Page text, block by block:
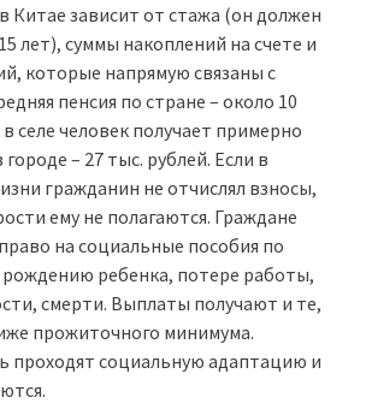
Китае зависит от стажа (он должен
лет), суммы накоплений на счете и
которые напрямую связаны с
пенсия по стране – около 10
селе человек получает примерно
городе – 27 тыс. рублей. Если в
гражданин не отчислял взносы,
ему не полагаются. Граждане
на социальные пособия по
ребенка, потере работы,
смерти. Выплаты получают и те,
прожиточного минимума.
проходят социальную адаптацию и